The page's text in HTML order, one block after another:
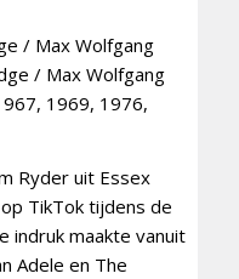
/ Max Wolfgang
/ Max Wolfgang
1969, 1976,
Ryder uit Essex
TikTok tijdens de
indruk maakte vanuit
Adele en The